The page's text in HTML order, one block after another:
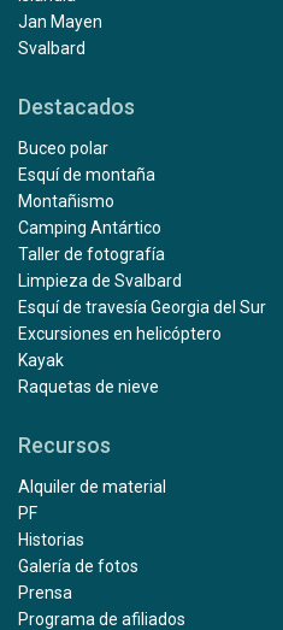
Jan Mayen
Svalbard
Destacados
Buceo polar
Esquí de montaña
Montañismo
Camping Antártico
Taller de fotografía
Limpieza de Svalbard
Esquí de travesía Georgia del Sur
Excursiones en helicóptero
Kayak
Raquetas de nieve
Recursos
Alquiler de material
PF
Historias
Galería de fotos
Prensa
Programa de afiliados